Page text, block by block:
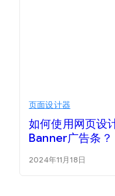
页面设计器
如何使用网页设
Banner广告条？
2024年11月18日